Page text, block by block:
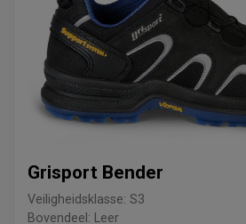
Grisport Bender
Veiligheidsklasse: S3
Bovendeel: Leer